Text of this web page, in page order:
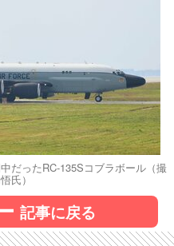
だったRC-135Sコブラボール（撮
氏）
記事に戻る